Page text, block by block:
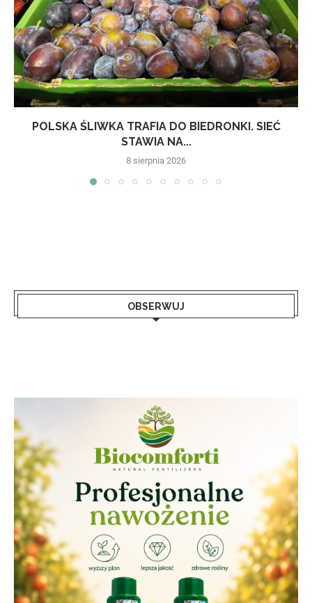
POLSKA ŚLIWKA TRAFIA DO BIEDRONKI. SIEĆ
STAWIA NA...
8 sierpnia 2026
OBSERWUJ